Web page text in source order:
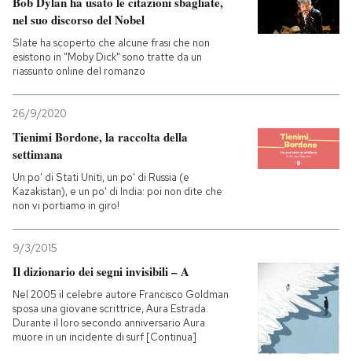
nel suo discorso del Nobel
Slate ha scoperto che alcune frasi che non
esistono in "Moby Dick" sono tratte da un
riassunto online del romanzo
26/9/2020
Tienimi Bordone, la raccolta della
settimana
Un po' di Stati Uniti, un po' di Russia (e
Kazakistan), e un po' di India: poi non dite che
non vi portiamo in giro!
9/3/2015
Il dizionario dei segni invisibili – A
Nel 2005 il celebre autore Francisco Goldman
sposa una giovane scrittrice, Aura Estrada.
Durante il loro secondo anniversario Aura
muore in un incidente di surf [Continua]